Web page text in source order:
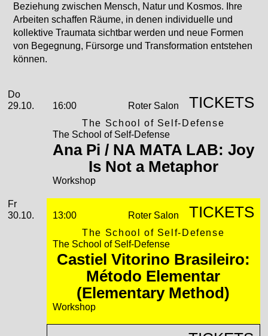
Beziehung zwischen Mensch, Natur und Kosmos. Ihre
Arbeiten schaffen Räume, in denen individuelle und
kollektive Traumata sichtbar werden und neue Formen
von Begegnung, Fürsorge und Transformation entstehen
können.
Aufführungen
2026
Oktober
Donnerstag, 29. Oktober 2026
Do
29.10.
16:00
Roter Salon
The School of Self-Defense
The School of Self-Defense
Ana Pi / NA MATA LAB: Joy
Is Not a Metaphor
Workshop
TICKETS
Freitag, 30. Oktober 2026
Fr
30.10.
13:00
Roter Salon
The School of Self-Defense
The School of Self-Defense
Castiel Vitorino Brasileiro:
Método Elementar
(Elementary Method)
Workshop
TICKETS